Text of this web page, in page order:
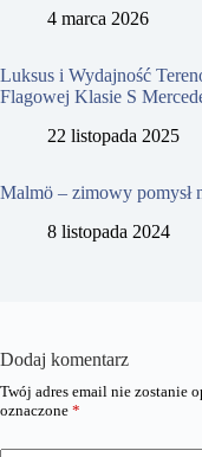
4 marca 2026
Luksus i Wydajność
Flagowej Klasie S
22 listopada 2025
Malmö – zimowy pomysł
8 listopada 2024
Dodaj komentarz
Twój adres email nie zostanie
oznaczone *